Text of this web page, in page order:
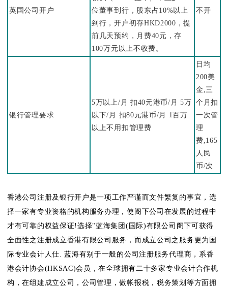
英国公司开户
位董事到行，股东占10%以上
到行，开户初存HKD2000，提
前几天预约，月费40元，存
100万元以上不收费。
不开
银行管理要求
5万以上/月 扣40元港币/月 5万
以下/月 扣80元港币/月 1百万
以上不用扣管理费
日均
200美
金,三
个月扣
一次管
理
费,165
人民
币/次
香港公司注册及银行开户是一项工作严谨而文件繁复的事宜，选
择一家有专业资格的机构服务办理，使阁下公司在发展的过程中
才有可靠的权益保证!选择"蓝海集团(国际)有限公司阁下可获得
全面性之注册成立香港有限公司服务，而成立公司之服务更为国
际专业会计人仕. 蓝海有别于一般的公司注册服务代理商，系香
港会计协会(HKSAC)会员，在全球拥有二十多家专业会计合作机
构，在组建成立公司，公司管理，做帐报税，税务策划等方面拥